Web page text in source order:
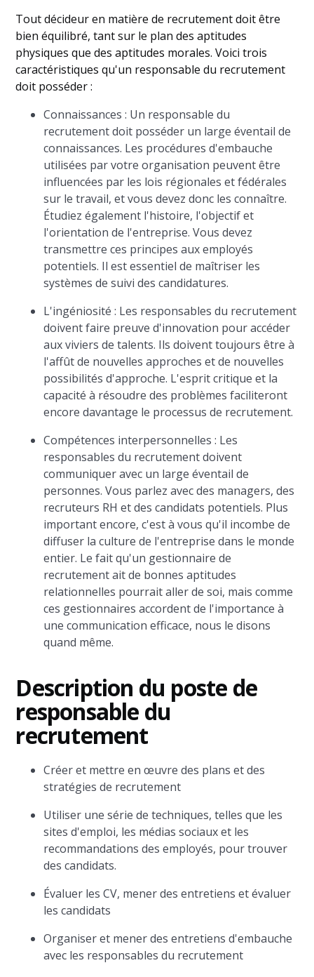
Tout décideur en matière de recrutement doit être
bien équilibré, tant sur le plan des aptitudes
physiques que des aptitudes morales. Voici trois
caractéristiques qu'un responsable du recrutement
doit posséder :
Connaissances : Un responsable du
recrutement doit posséder un large éventail de
connaissances. Les procédures d'embauche
utilisées par votre organisation peuvent être
influencées par les lois régionales et fédérales
sur le travail, et vous devez donc les connaître.
Étudiez également l'histoire, l'objectif et
l'orientation de l'entreprise. Vous devez
transmettre ces principes aux employés
potentiels. Il est essentiel de maîtriser les
systèmes de suivi des candidatures.
L'ingéniosité : Les responsables du recrutement
doivent faire preuve d'innovation pour accéder
aux viviers de talents. Ils doivent toujours être à
l'affût de nouvelles approches et de nouvelles
possibilités d'approche. L'esprit critique et la
capacité à résoudre des problèmes faciliteront
encore davantage le processus de recrutement.
Compétences interpersonnelles : Les
responsables du recrutement doivent
communiquer avec un large éventail de
personnes. Vous parlez avec des managers, des
recruteurs RH et des candidats potentiels. Plus
important encore, c'est à vous qu'il incombe de
diffuser la culture de l'entreprise dans le monde
entier. Le fait qu'un gestionnaire de
recrutement ait de bonnes aptitudes
relationnelles pourrait aller de soi, mais comme
ces gestionnaires accordent de l'importance à
une communication efficace, nous le disons
quand même.
Description du poste de
responsable du
recrutement
Créer et mettre en œuvre des plans et des
stratégies de recrutement
Utiliser une série de techniques, telles que les
sites d'emploi, les médias sociaux et les
recommandations des employés, pour trouver
des candidats.
Évaluer les CV, mener des entretiens et évaluer
les candidats
Organiser et mener des entretiens d'embauche
avec les responsables du recrutement